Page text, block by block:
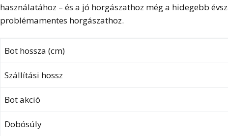
használatához – és a jó horgászathoz még a hidegebb
problémamentes horgászathoz.
Bot hossza (cm)
Szállítási hossz
Bot akció
Dobósúly